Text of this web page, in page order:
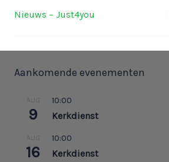
Berichtnavigatie
Nieuws – Just4you
Aankomende evenementen
AUG
9
10:00
Kerkdienst
AUG
16
10:00
Kerkdienst